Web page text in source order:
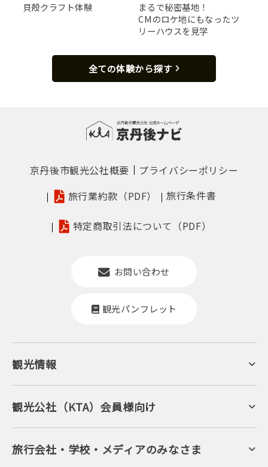
貝殻クラフト体験
まるで秘密基地！
CMのロケ地にもなったツ
リーハウスを見学
全ての体験から探す
京丹後市観光公社概要
プライバシーポリシー
旅行業約款（PDF）
旅行条件書
特定商取引法について（PDF）
お問い合わせ
観光パンフレット
観光情報
京丹後について
ジオパークの絶景
キャンプ・グランピング
自然景観
旬の食
フルーツ
美術館・資料館
観光公社（KTA）会員様向け
KTA会員コミュニティ
会員向けサービス
KTAニュースレター
会員加入・会員情報（会員規程）
旅行会社・学校・メディアのみなさま
プレスリリース